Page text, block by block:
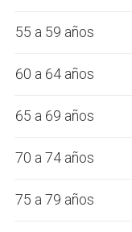
55 a 59 años
60 a 64 años
65 a 69 años
70 a 74 años
75 a 79 años